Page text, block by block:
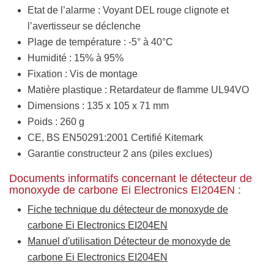
Etat de l’alarme : Voyant DEL rouge clignote et
l’avertisseur se déclenche
Plage de température : -5° à 40°C
Humidité : 15% à 95%
Fixation : Vis de montage
Matière plastique : Retardateur de flamme UL94VO
Dimensions : 135 x 105 x 71 mm
Poids : 260 g
CE, BS EN50291:2001 Certifié Kitemark
Garantie constructeur 2 ans (piles exclues)
Documents informatifs concernant le détecteur de
monoxyde de carbone Ei Electronics EI204EN :
Fiche technique du détecteur de monoxyde de
carbone Ei Electronics EI204EN
Manuel d'utilisation Détecteur de monoxyde de
carbone Ei Electronics EI204EN